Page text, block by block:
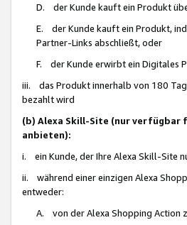
D. der Kunde kauft ein Produkt
E. der Kunde kauft ein Produkt,
Partner-Links abschließt, oder
F. der Kunde erwirbt ein Digitales
iii. das Produkt innerhalb von 180
bezahlt wird
(b) Alexa Skill-Site (nur verfügbar
anbieten):
i. ein Kunde, der Ihre Alexa Skill-Site
ii. während einer einzigen Alexa
entweder:
A. von der Alexa Shopping Action